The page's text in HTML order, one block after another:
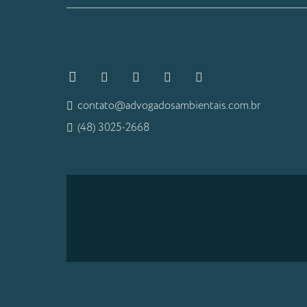
contato@advogadosambientais.com.br
(48) 3025-2668